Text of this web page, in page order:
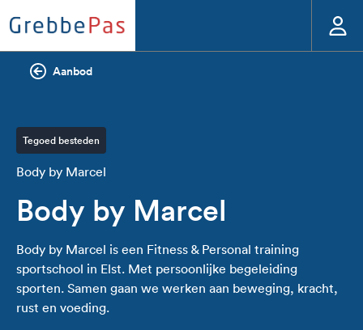
Aanbod
Tegoed besteden
Body by Marcel
Body by Marcel
Body by Marcel is een Fitness & Personal training
sportschool in Elst. Met persoonlijke begeleiding
sporten. Samen gaan we werken aan beweging, kracht,
rust en voeding.